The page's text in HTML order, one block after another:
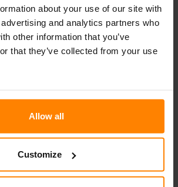
about your use of our site with
and analytics partners who
other information that you’ve
that they’ve collected from your use
Allow all
Customize
N503 Halogen-Fahrscheinwerfer
Blinkerlösung
Vibrationsdämpfer an der
Dieser Fahrscheinwerfer integriert
Blinker und Standlicht in einer
der Produkte ändern sich deren
\nAlle Werte sind Nominalwerte. Die
unbedingt das Design jeder Version und einige